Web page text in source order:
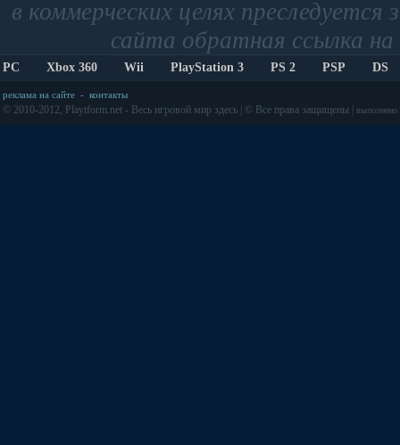
в коммерческих целях
сайта обратная ссылка
PC Xbox 360 Wii PlayStation 3 PS 2 PSP DS
реклама на сайте - контакты
© 2010-2012, Playtform.net - Весь игровой мир здесь | © Все права защищены | выполнено